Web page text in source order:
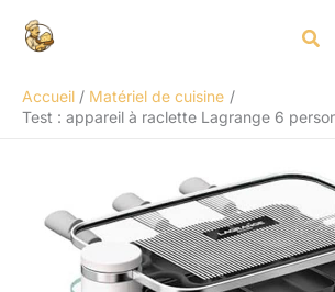
Accueil
Matériel de cuisine
Test : appareil à raclette Lagrange 6